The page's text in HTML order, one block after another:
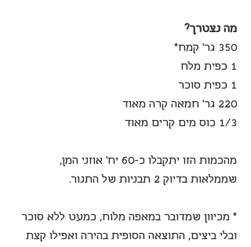
מה נצטרך?
350 גר' קמח*
1 כפית מלח
1 כפית סוכר
220 גר' חמאה קרה מאוד
1/3 כוס מים קרים מאוד
מהכמות הזו יתקבלו כ-60 יח' אוזני המן,
שממלאות בדיוק 2 תבניות של התנור.
* מכיוון שמדובר במאפה מלוח, כמעט ללא סוכר
ובלי ביצים, התוצאה הסופית בהירה ואפילו קצת